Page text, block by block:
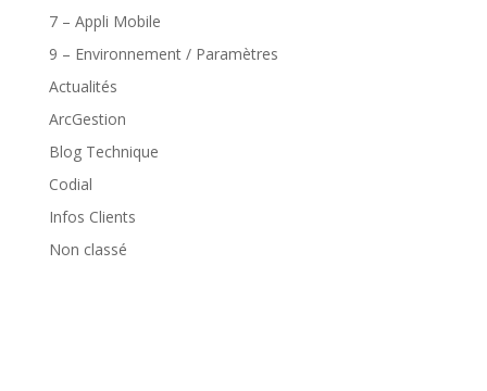
7 – Appli Mobile
9 – Environnement / Paramètres
Actualités
ArcGestion
Blog Technique
Codial
Infos Clients
Non classé